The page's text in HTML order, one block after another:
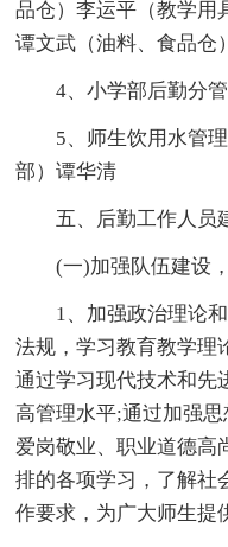
品仓）李运平（教学用
谭文武（油料、食品仓
4、小学部后勤分
5、师生饮用水管
部）谭华清
五、后勤工作人员
(一)加强队伍建设
1、加强政治理论
法规，学习教育教学理
通过学习现代技术和先
高管理水平;通过加强
爱岗敬业、职业道德高
排的各项学习，了解社
作要求，为广大师生提